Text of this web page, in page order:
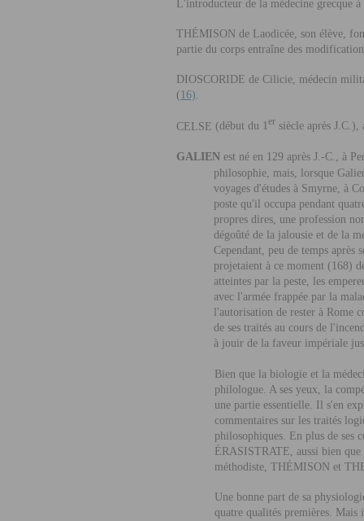
L'introducteur de la médecine grecque
THÉMISON de Laodicée, son élève,
partie du corps entraîne des
DIOSCORIDE de Cilicie, médecin
(16).
CELSE (début du 1er siècle après
GALIEN est né en 129 après J.-C., à
philosophie, mais, lorsque
voyages d'études à Smyrne, à
poste qu'il occupa pendant
propres dires, une profession
dégoûté de la jalousie et de la
Cependant, peu de temps
projetaient à ce moment (168)
atteintes par la peste, les
avec l'armée frappée par la
l'autorisation de rester à Rome
de ses traités au cours de
à jouir de la faveur impériale
Bien que la biologie et la
philologue. A ses yeux, la
une partie essentielle. Il s'en
commentaires sur les traités
philosophiques. En plus de ses
É RASISTRATE, aussi bien
méthodiste, T HÉMISON et T
Une bonne part de sa
quatre qualités premières. Mais